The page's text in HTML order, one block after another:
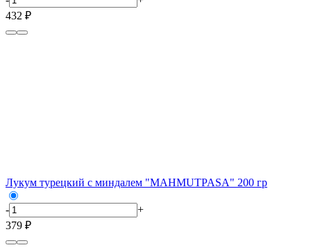
432 ₽
Лукум турецкий с миндалем "MAHMUTPASA" 200 гр
-
+
379 ₽